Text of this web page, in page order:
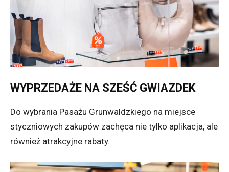
WYPRZEDAŻE NA SZEŚĆ GWIAZDEK
Do wybrania Pasażu Grunwaldzkiego na miejsce
styczniowych zakupów zachęca nie tylko aplikacja, ale
również atrakcyjne rabaty.